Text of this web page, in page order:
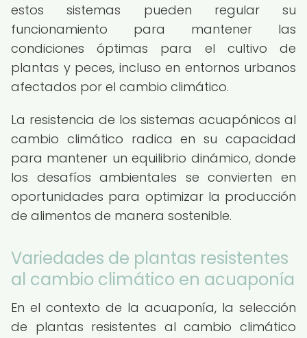
estos sistemas pueden regular su
funcionamiento para mantener las
condiciones óptimas para el cultivo de
plantas y peces, incluso en entornos urbanos
afectados por el cambio climático.
La resistencia de los sistemas acuapónicos al
cambio climático radica en su capacidad
para mantener un equilibrio dinámico, donde
los desafíos ambientales se convierten en
oportunidades para optimizar la producción
de alimentos de manera sostenible.
Variedades de plantas resistentes
al cambio climático en acuaponía
En el contexto de la acuaponía, la selección
de plantas resistentes al cambio climático